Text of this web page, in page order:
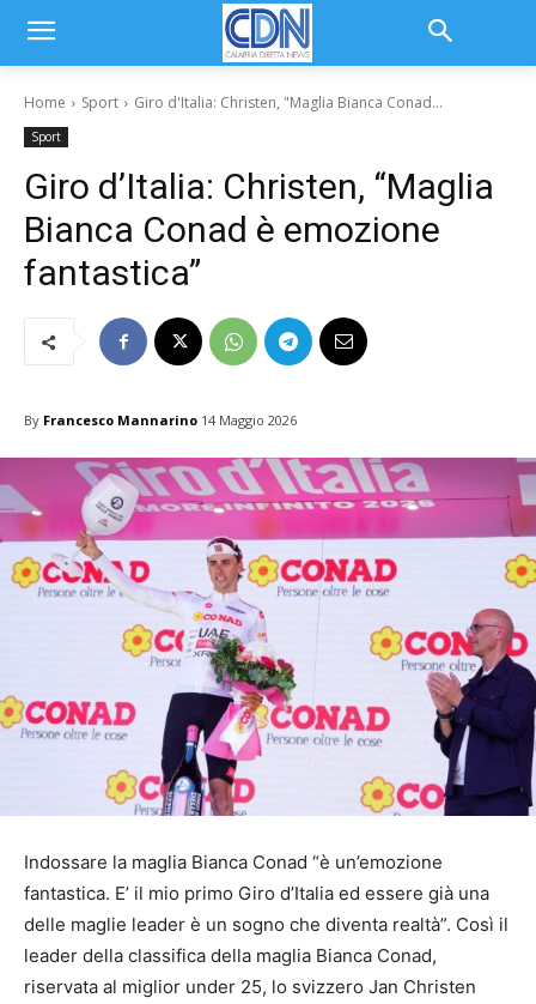
Home Sport Giro d'Italia: Christen, "Maglia Bianca Conad...
Sport
Giro d’Italia: Christen, “Maglia
Bianca Conad è emozione
fantastica”
By Francesco Mannarino 14 Maggio 2026
Indossare la maglia Bianca Conad “è un’emozione
fantastica. E’ il mio primo Giro d’Italia ed essere già una
delle maglie leader è un sogno che diventa realtà”. Così il
leader della classifica della maglia Bianca Conad,
riservata al miglior under 25, lo svizzero Jan Christen